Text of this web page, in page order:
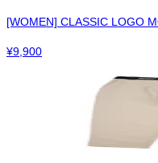
[WOMEN] CLASSIC LOGO
¥9,900